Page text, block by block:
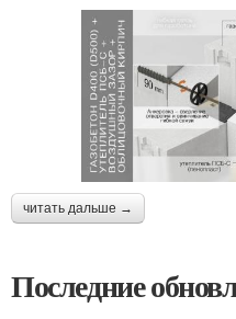
читать дальше →
Последние